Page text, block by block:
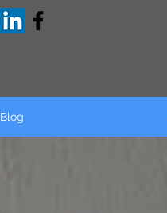
Blog